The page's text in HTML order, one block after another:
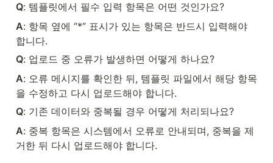
Q: 템플릿에서 필수 입력 항목은 어떤 것인가요?
A: 항목 옆에 “*” 표시가 있는 항목은 반드시 입력해야
합니다.
Q: 업로드 중 오류가 발생하면 어떻게 하나요?
A: 오류 메시지를 확인한 뒤, 템플릿 파일에서 해당 항목
을 수정하고 다시 업로드해야 합니다.
Q: 기존 데이터와 중복될 경우 어떻게 처리되나요?
A: 중복 항목은 시스템에서 오류로 안내되며, 중복을 제
거한 뒤 다시 업로드해야 합니다.